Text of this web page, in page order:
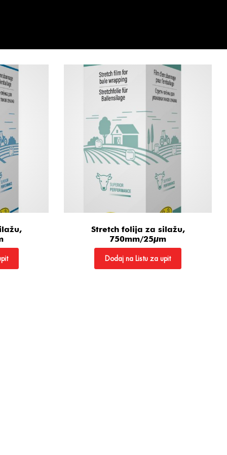
Stretch folija za silažu,
750mm/25µm
Dodaj na Listu za upit